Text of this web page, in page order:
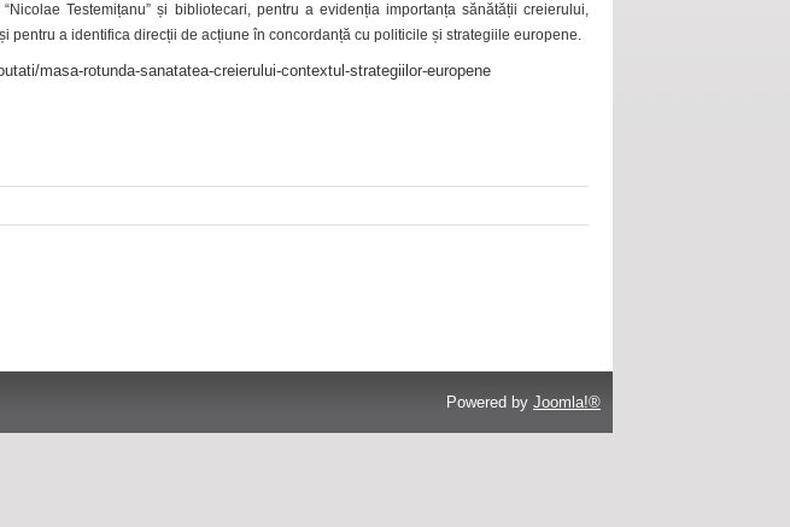
Testemițanu” și bibliotecari, pentru a evidenția importanța sănătății creierului,
pentru a identifica direcții de acțiune în concordanță cu politicile și strategiile europene.
masa-rotunda-sanatatea-creierului-contextul-strategiilor-europene
Powered by Joomla!®